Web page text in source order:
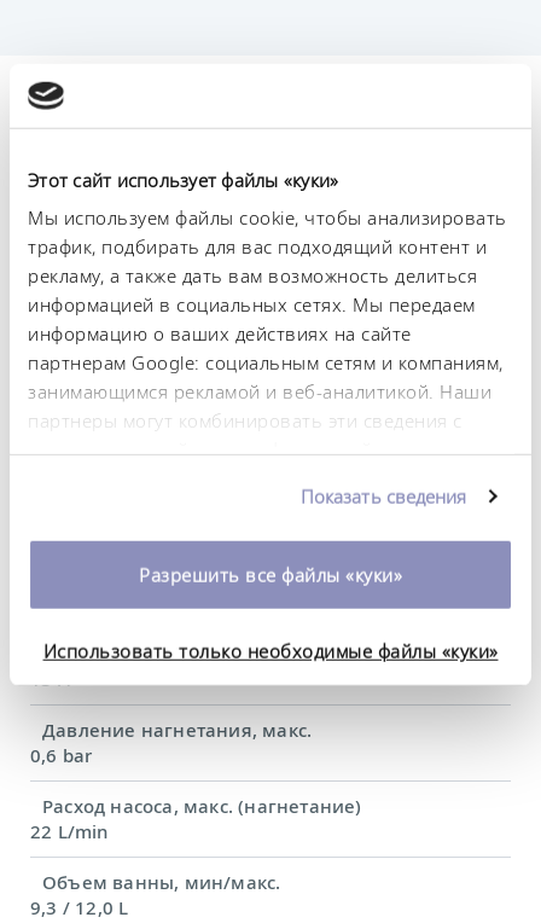
Этот сайт использует файлы «куки»
Мы используем файлы cookie, чтобы анализировать
трафик, подбирать для вас подходящий контент и
рекламу, а также дать вам возможность делиться
информацией в социальных сетях. Мы передаем
информацию о ваших действиях на сайте
партнерам Google: социальным сетям и компаниям,
занимающимся рекламой и веб-аналитикой. Наши
партнеры могут комбинировать эти сведения с
предоставленной вами информацией, а также
использовании вами их сервисов. Вы можете
изменить или отозвать свое согласие в любое
время. Более подробную информацию об этом вы
можете найти в нашей
политике
Показать сведения
Разрешить все файлы «куки»
Использовать только необходимые файлы «куки»
Технические
DIN 12876)
Диапазон рабочих температур
-25 ... 200 °C
Диапазон температуры окружающей среды
5 ... 40 °C
Постоянство температурного режима
0.02 ± K
Теплопроизводительность, макс.
Потребляемая мощность, макс.
2.9 kW
Потребление тока
13 A
Давление нагнетания, макс.
0,6 bar
Расход насоса, макс. (нагнетание)
22 L/min
Объем ванны, мин/макс.
9,3 / 12,0 L